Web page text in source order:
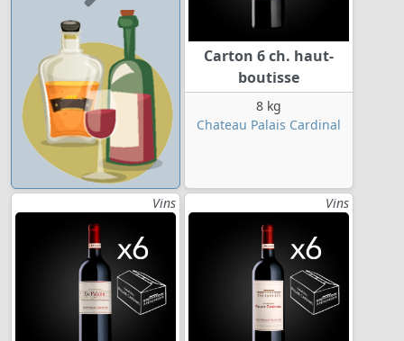
Carton 6 ch. haut-
boutisse
8 kg
Chateau Palais Cardinal
Vins Vins